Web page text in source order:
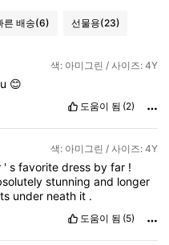
른 배송(6) 선물용(23)
색: 아미그린 / 사이즈: 4Y
u 😊
도움이 됨 (2)
색: 아미그린 / 사이즈: 4Y
' s favorite dress by far !
stunningand longer
under neath it .
도움이 됨 (5)